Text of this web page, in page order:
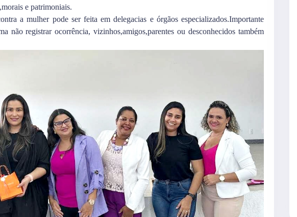
e patrimoniais.
a mulher pode ser feita em delegacias e órgãos especializados.Importante
não registrar ocorrência, vizinhos,amigos,parentes ou desconhecidos também